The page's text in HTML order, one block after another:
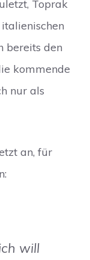
Toprak
bereits den
kommende
nur als
an, für
will